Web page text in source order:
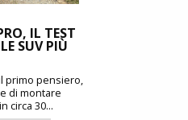
IL TEST
SUV PIÙ
primo pensiero,
di montare
circa 30...